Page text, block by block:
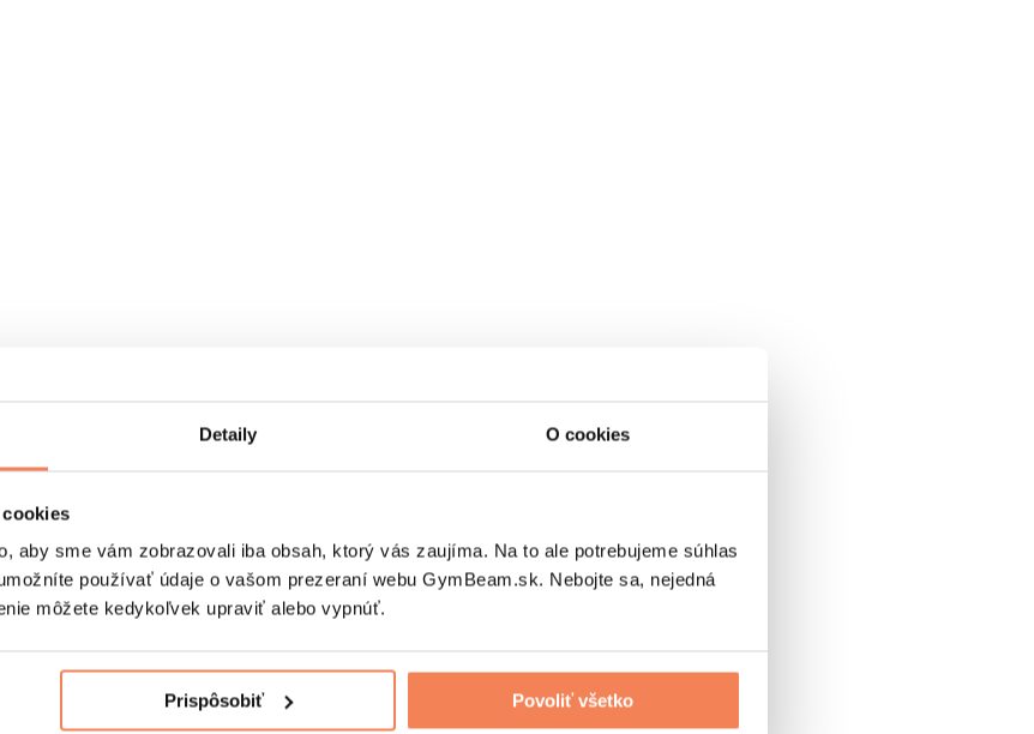
Detaily O cookies
aby sme vám zobrazovali iba obsah, ktorý vás zaujíma. Na to ale potrebujeme súhlas
používať údaje o vašom prezeraní webu GymBeam.sk. Nebojte sa, nejedná
môžete kedykoľvek upraviť alebo vypnúť.
Prispôsobiť Povoliť všetko